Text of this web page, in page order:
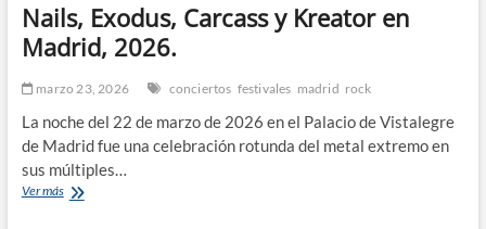
Nails, Exodus, Carcass y Kreator en
Madrid, 2026.
marzo 23, 2026 conciertos festivales madrid rock
La noche del 22 de marzo de 2026 en el Palacio de Vistalegre
de Madrid fue una celebración rotunda del metal extremo en
sus múltiples…
Ver másNails,